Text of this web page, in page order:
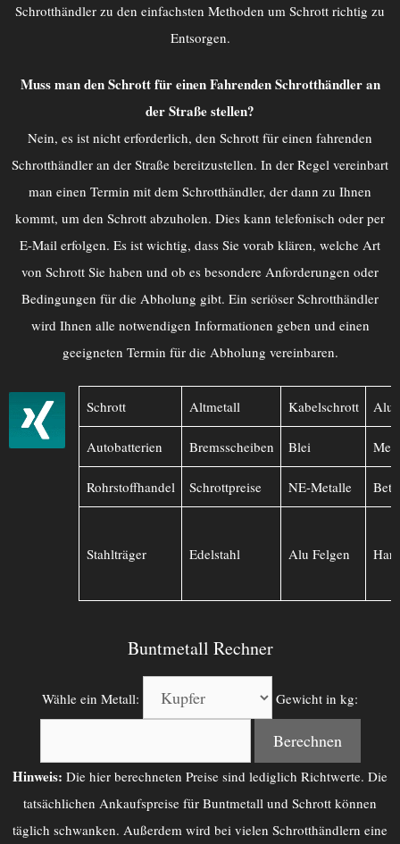
Schrotthändler zu den einfachsten Methoden um Schrott richtig zu
Entsorgen.
Muss man den Schrott für einen Fahrenden Schrotthändler an
der Straße stellen?
Nein, es ist nicht erforderlich, den Schrott für einen fahrenden
Schrotthändler an der Straße bereitzustellen. In der Regel vereinbart
man einen Termin mit dem Schrotthändler, der dann zu Ihnen
kommt, um den Schrott abzuholen. Dies kann telefonisch oder per
E-Mail erfolgen. Es ist wichtig, dass Sie vorab klären, welche Art
von Schrott Sie haben und ob es besondere Anforderungen oder
Bedingungen für die Abholung gibt. Ein seriöser Schrotthändler
wird Ihnen alle notwendigen Informationen geben und einen
geeigneten Termin für die Abholung vereinbaren.
Schrott Altmetall Kabelschrott
Autobatterien Bremsscheiben Blei
Rohrstoffhandel Schrottpreise NE-Metalle
Stahlträger Edelstahl Alu Felgen
Buntmetall Rechner
Wähle ein Metall: Gewicht in kg:
Berechnen
Hinweis: Die hier berechneten Preise sind lediglich Richtwerte. Die
tatsächlichen Ankaufspreise für Buntmetall und Schrott können
täglich schwanken. Außerdem wird bei vielen Schrotthändlern eine